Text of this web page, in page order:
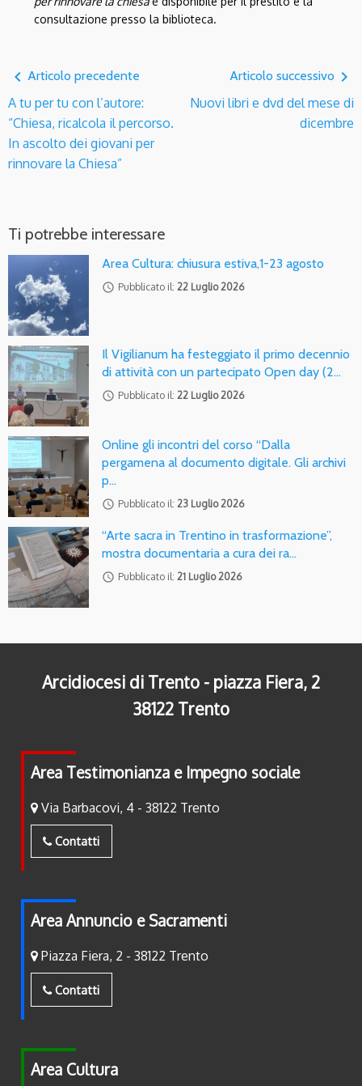
consultazione presso la biblioteca.
navigate_before Articolo precedente
A tu per tu con l’autore:
“Chiesa, ricalcola il percorso.
In ascolto dei giovani per
rinnovare la Chiesa”
Articolo successivo navigate_next
Nuovi libri e dvd del mese di
dicembre
Ti potrebbe interessare
Area Cultura: chiusura estiva,1-23 agosto
access_time Pubblicato il: 22 Luglio 2026
Il Vigilianum ha festeggiato il primo decennio
di attività con un partecipato Open day (2…
access_time Pubblicato il: 22 Luglio 2026
Online gli incontri del corso “Dalla
pergamena al documento digitale. Gli archivi
p…
access_time Pubblicato il: 23 Luglio 2026
“Arte sacra in Trentino in trasformazione”,
mostra documentaria a cura dei ra…
access_time Pubblicato il: 21 Luglio 2026
Arcidiocesi di Trento - piazza Fiera, 2
38122 Trento
Area Testimonianza e Impegno sociale
Via Barbacovi, 4 - 38122 Trento
Contatti
Area Annuncio e Sacramenti
Piazza Fiera, 2 - 38122 Trento
Contatti
Area Cultura